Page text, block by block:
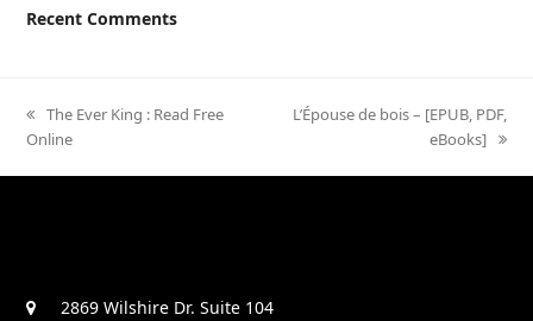
Recent Comments
previous
post:
The Ever King : Read Free
Online
next
L’Épouse de bois – [EPUB, PDF,
eBooks]
2869 Wilshire Dr. Suite 104